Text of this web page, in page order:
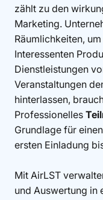
zählt zu den
Marketing.
Räumlichkeiten,
Interessenten
Dienstleistungen
Veranstaltungen
hinterlassen,
Professionelles
Grundlage für
ersten Einladung
Mit AirLST
und Auswertung in